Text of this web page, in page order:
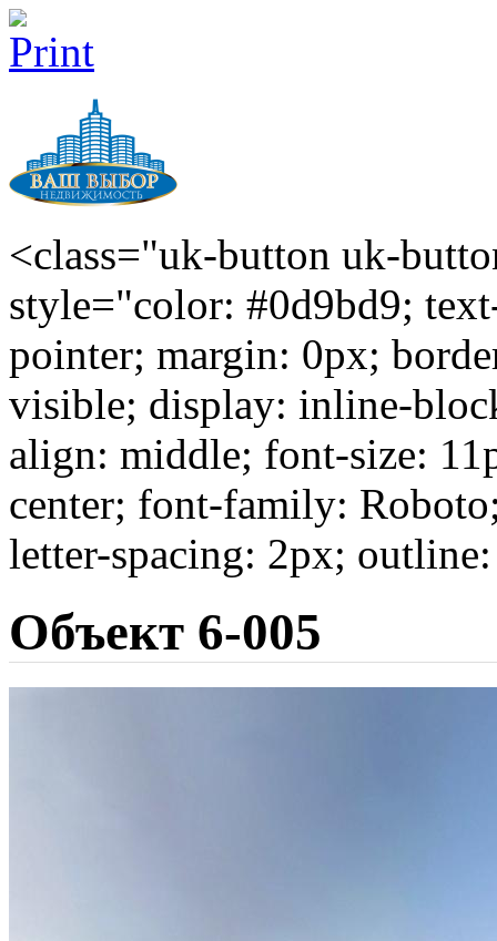
<class="uk-button uk-
style="color: #0d9bd9;
pointer; margin: 0px;
visible; display: inline-
align: middle; font-size:
center; font-family:
letter-spacing: 2px;
Объект 6-005